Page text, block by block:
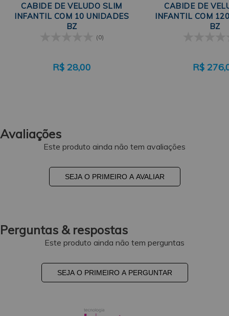
CABIDE DE VELUDO SLIM
INFANTIL COM 10 UNIDADES
BZ
(0)
R$ 28,00
CABIDE DE
INFANTIL COM
BZ
R$
Avaliações
Este produto ainda não tem avaliações
SEJA O PRIMEIRO A AVALIAR
Perguntas & respostas
Este produto ainda não tem perguntas
SEJA O PRIMEIRO A PERGUNTAR